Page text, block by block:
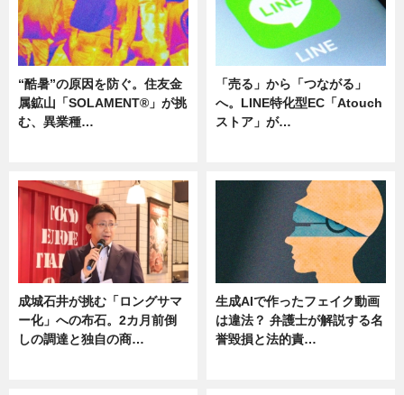
“酷暑”の原因を防ぐ。住友金
属鉱山「SOLAMENT®」が挑
む、異業種…
「売る」から「つながる」
へ。LINE特化型EC「Atouch
ストア」が…
成城石井が挑む「ロングサマ
ー化」への布石。2カ月前倒
しの調達と独自の商…
生成AIで作ったフェイク動画
は違法？ 弁護士が解説する名
誉毀損と法的責…